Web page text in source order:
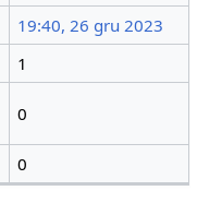
19:40, 26 gru 2023
1
0
0